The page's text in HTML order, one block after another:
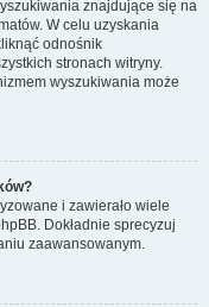
znajdujące się na
W celu uzyskania
odnośnik
stronach witryny.
wyszukiwania może
i zawierało wiele
Dokładnie sprecyzuj
zaawansowanym.